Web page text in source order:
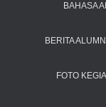
BAHASA
BERITA ALUMNI
FOTO